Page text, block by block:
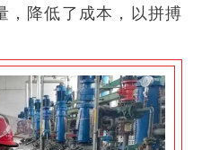
，降低了成本，以拼搏